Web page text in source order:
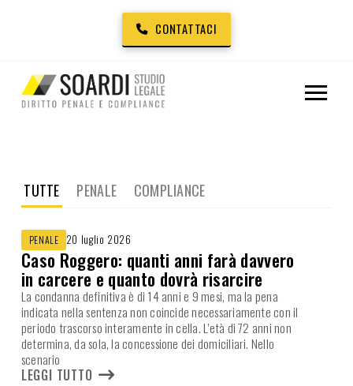
CONTATTACI
TUTTE PENALE COMPLIANCE
PENALE 20 luglio 2026
Caso Roggero: quanti anni farà davvero
in carcere e quanto dovrà risarcire
La condanna definitiva è di 14 anni e 9 mesi, ma la pena
indicata nella sentenza non coincide necessariamente con il
periodo trascorso interamente in cella. L’età di 72 anni non
determina, da sola, la concessione dei domiciliari. Nello
scenario
LEGGI TUTTO